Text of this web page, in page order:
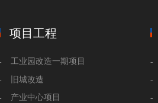
项目工程
工业园改造一期项目
旧城改造
产业中心项目